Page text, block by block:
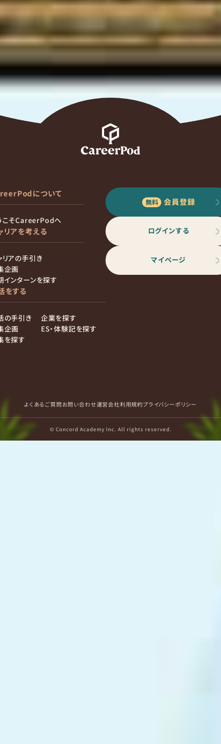
について
こそCareerPodへ
リアを考える
リアの手引き
企画
インターンを探す
をする
の手引き
企画
を探す
企業を探す
ES・体験記を探す
会員登録
ログインする
マイページ
よくあるご質問お問い合わせ運営会社利用規約プライバシーポリシー
© Concord Academy Inc. All rights reserved.